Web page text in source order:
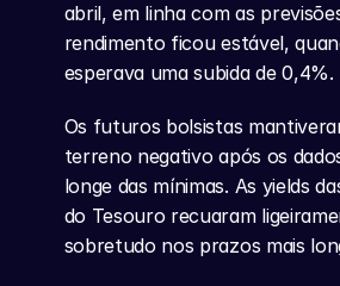
abril, em linha com as
rendimento ficou estável,
esperava uma subida de 0,4%.
Os futuros bolsistas
terreno negativo após os
longe das mínimas. As yields
do Tesouro recuaram
sobretudo nos prazos mais